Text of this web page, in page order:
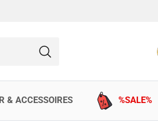
& ACCESSOIRES %SALE%